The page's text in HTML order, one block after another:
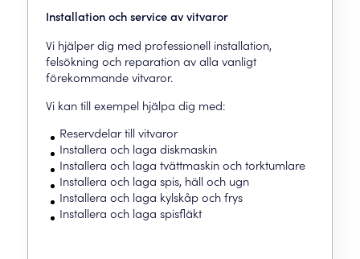
Installation och service av vitvaror
Vi hjälper dig med professionell installation,
felsökning och reparation av alla vanligt
förekommande vitvaror.
Vi kan till exempel hjälpa dig med:
Reservdelar till vitvaror
Installera och laga diskmaskin
Installera och laga tvättmaskin och torktumlare
Installera och laga spis, häll och ugn
Installera och laga kylskåp och frys
Installera och laga spisfläkt